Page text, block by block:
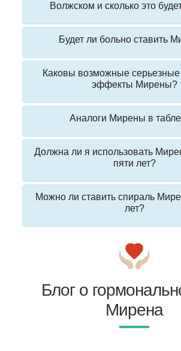
Волжском и сколько это
Будет ли больно ставить
Каковы возможные
эффекты Мирены?
Аналоги Мирены в
Должна ли я использовать
пяти лет?
Можно ли ставить спираль
лет?
Блог о
Мирена